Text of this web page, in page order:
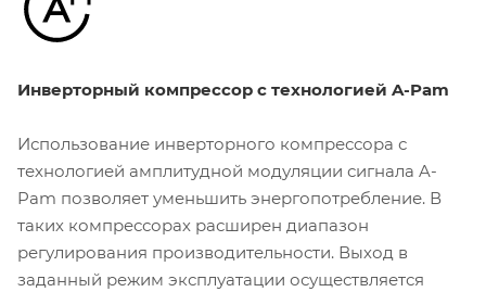
Инверторный компрессор с технологией A-Pam
Использование инверторного компрессора с
технологией амплитудной модуляции сигнала A-
Pam позволяет уменьшить энергопотребление. В
таких компрессорах расширен диапазон
регулирования производительности. Выход в
заданный режим эксплуатации осуществляется